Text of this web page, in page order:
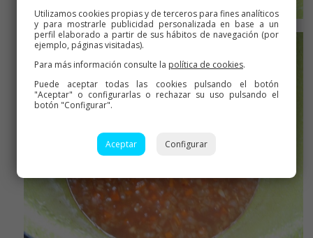
Sofrito de verduras
Utilizamos cookies propias y de terceros para fines analíticos
y para mostrarle publicidad personalizada en base a un
perfil elaborado a partir de sus hábitos de navegación (por
ejemplo, páginas visitadas).
Para más información consulte la política de cookies.
Puede aceptar todas las cookies pulsando el botón
"Aceptar" o configurarlas o rechazar su uso pulsando el
botón "Configurar".
Aceptar Configurar